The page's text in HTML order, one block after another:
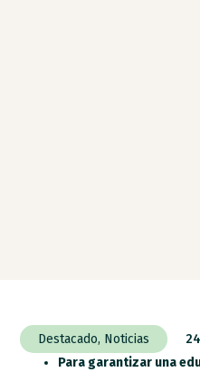
Destacado, Noticias
Para garantizar una